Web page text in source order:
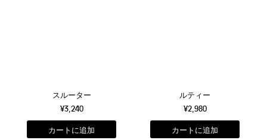
スルーター
¥3,240
ルティー
¥2,980